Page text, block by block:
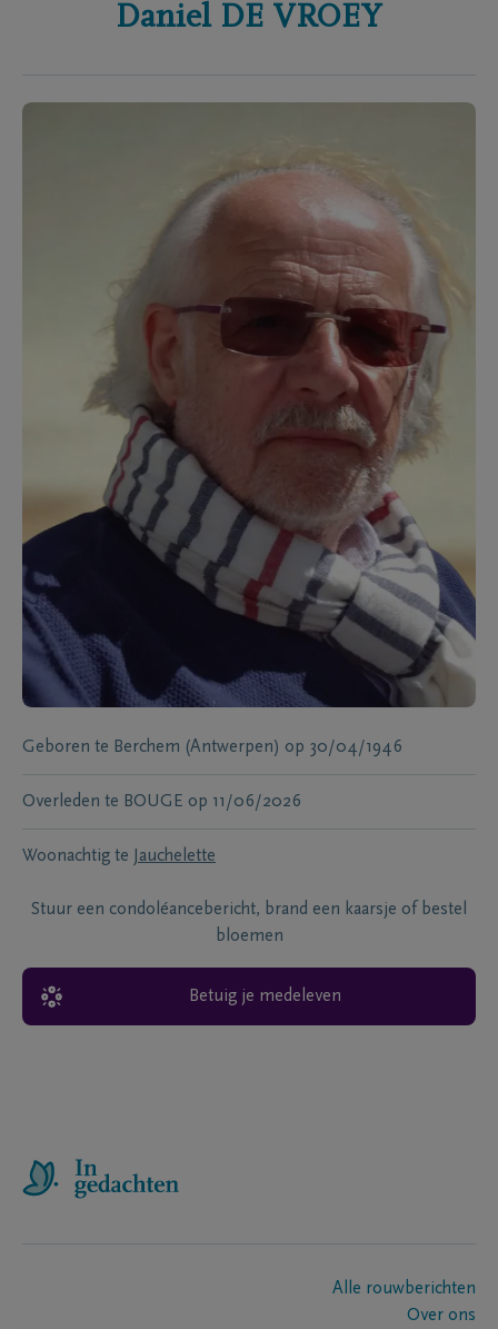
Daniel DE VROEY
Geboren te Berchem (Antwerpen) op 30/04/1946
Overleden te BOUGE op 11/06/2026
Woonachtig te Jauchelette
Stuur een condoléancebericht, brand een kaarsje of bestel
bloemen
Betuig je medeleven
Alle rouwberichten
Over ons